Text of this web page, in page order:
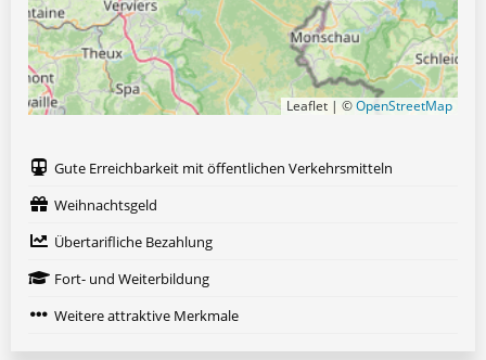
Leaflet | ©OpenStreetMap
Gute Erreichbarkeit mit öffentlichen Verkehrsmitteln
Weihnachtsgeld
Übertarifliche Bezahlung
Fort- und Weiterbildung
Weitere attraktive Merkmale